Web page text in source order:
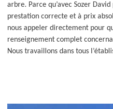
arbre. Parce qu’avec Sozer
prestation correcte et à prix
nous appeler directement pour
renseignement complet
Nous travaillons dans tous